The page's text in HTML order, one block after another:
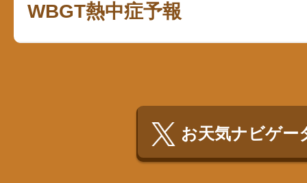
WBGT熱中症予報
お天気ナビゲー